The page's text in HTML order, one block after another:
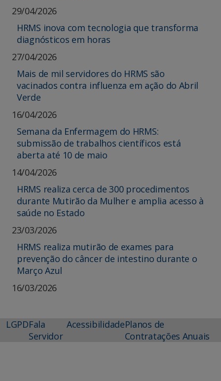
29/04/2026
HRMS inova com tecnologia que transforma
diagnósticos em horas
27/04/2026
Mais de mil servidores do HRMS são
vacinados contra influenza em ação do Abril
Verde
16/04/2026
Semana da Enfermagem do HRMS:
submissão de trabalhos científicos está
aberta até 10 de maio
14/04/2026
HRMS realiza cerca de 300 procedimentos
durante Mutirão da Mulher e amplia acesso à
saúde no Estado
23/03/2026
HRMS realiza mutirão de exames para
prevenção do câncer de intestino durante o
Março Azul
16/03/2026
LGPDFala
Servidor
AcessibilidadePlanos de
Contratações Anuais